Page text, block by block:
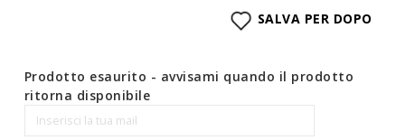
SALVA PER DOPO
Prodotto esaurito - avvisami quando il prodotto
ritorna disponibile